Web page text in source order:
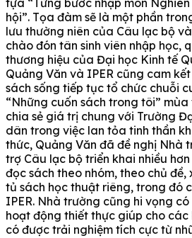
tựa “Từng bước nhập môn
hội”. Tọa đàm sẽ là một phần
lưu thường niên của Câu lạc bộ
chào đón tân sinh viên nhập học,
thương hiệu của Đại học Kinh tế
Quảng Văn và IPER cũng cam
sách sống tiếp tục tổ chức chuỗi
“Những cuốn sách trong tôi”
chia sẻ giá trị chung với Trường
dân trong việc lan tỏa tinh thần
thức, Quảng Văn đã đề nghị Nhà
trợ Câu lạc bộ triển khai nhiều
đọc sách theo nhóm, theo chủ
tủ sách học thuật riêng, trong đó
IPER. Nhà trường cũng hi vọng
hoạt động thiết thực giúp cho các
có được trải nghiệm tích cực từ